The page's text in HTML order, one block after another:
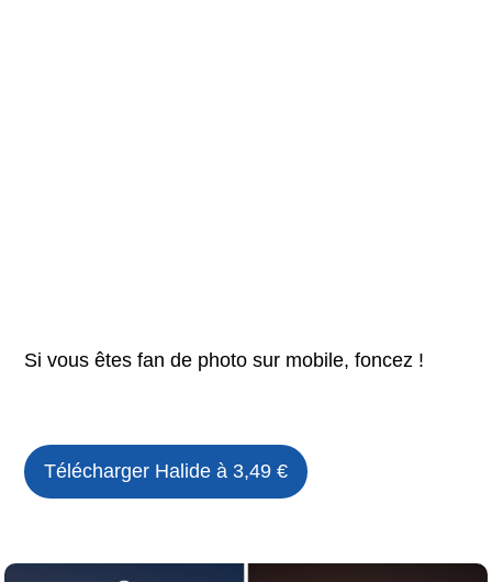
Si vous êtes fan de photo sur mobile, foncez !
Télécharger Halide à 3,49 €